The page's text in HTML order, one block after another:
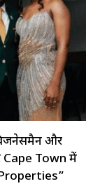
और
Cape Town में